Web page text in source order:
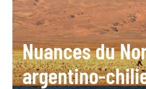
Nuances du
argentino-